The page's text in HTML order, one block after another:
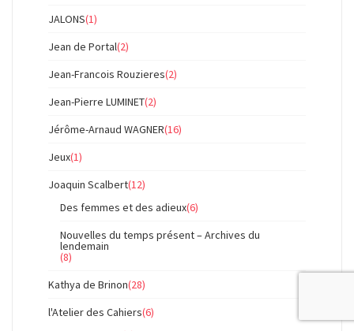
JALONS(1)
Jean de Portal(2)
Jean-Francois Rouzieres(2)
Jean-Pierre LUMINET(2)
Jérôme-Arnaud WAGNER(16)
Jeux(1)
Joaquin Scalbert(12)
Des femmes et des adieux(6)
Nouvelles du temps présent – Archives du
lendemain
(8)
Kathya de Brinon(28)
l'Atelier des Cahiers(6)